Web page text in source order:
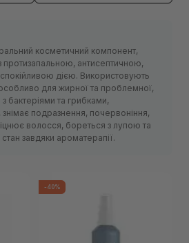
косметичний компонент,
протизапальною, антисептичною,
дією. Використовують
особливо для жирної та проблемної,
бактеріями та грибками,
знімає подразнення, почервоніння,
волосся, бореться з лупою та
завдяки ароматерапії.
-40%